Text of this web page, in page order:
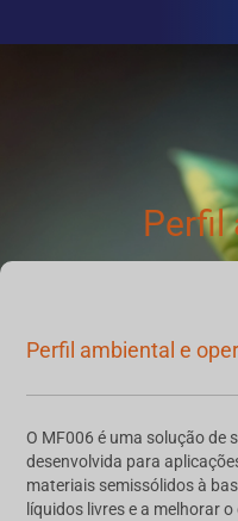
Perfil
Perfil ambiental e
O MF006 é uma solução de
desenvolvida para
materiais semissólidos à
líquidos livres e a melhorar